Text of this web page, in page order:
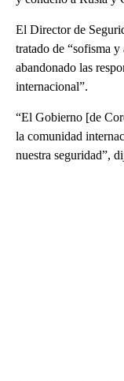
El Director de
tratado de “sofisma y
abandonado las
internacional”.
“El Gobierno [de
la comunidad
nuestra seguridad”,